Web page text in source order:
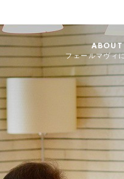
ABOUT
フェールマヴィ